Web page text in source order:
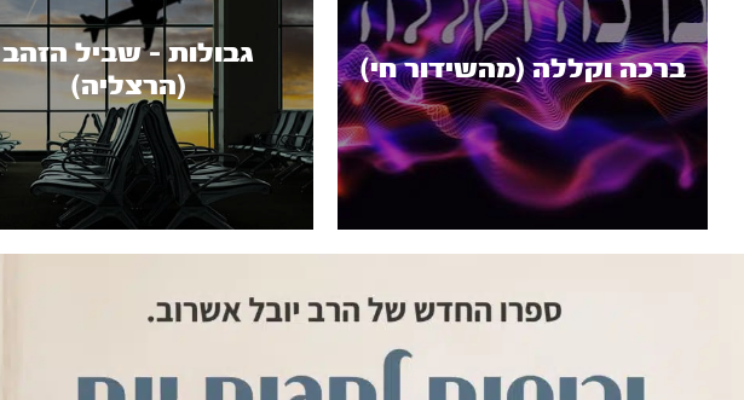
ברכה וקללה (מהשידור חי)
גבולות - שביל הזהב
(הרצליה)